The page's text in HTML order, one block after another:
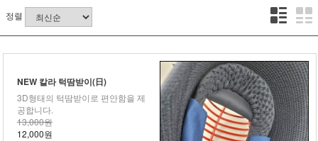
정렬
NEW 칼라 턱땀받이(日)
3D형태의 턱땀받이로 편안함을 제
공합니다.
13,000원
12,000원